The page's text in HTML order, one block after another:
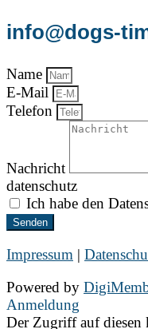
info@dogs-
Name
E-Mail
Telefon
Nachricht
datenschutz
Ich habe den
Senden
Impressum |
Powered by
Anmeldung
Der Zugriff auf diesen